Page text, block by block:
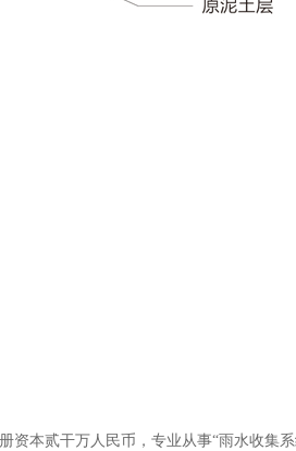
资本贰干万人民币，专业从事“雨水收集